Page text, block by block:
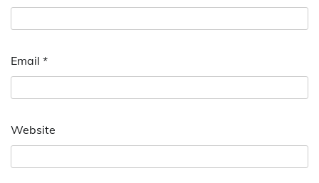
Email *
Website